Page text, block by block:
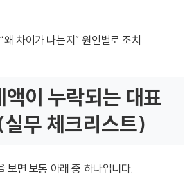
왜 차이가 나는지” 원인별로 조치
이 누락되는 대표
무 체크리스트)
보면 보통 아래 중 하나입니다.